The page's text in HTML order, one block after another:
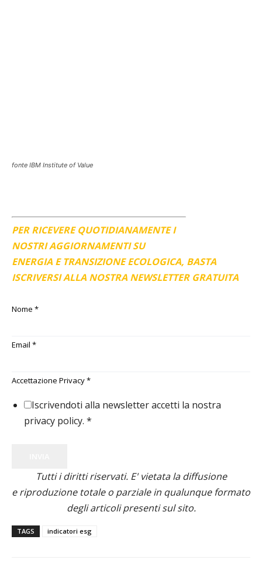
fonte IBM Institute of Value
PER RICEVERE QUOTIDIANAMENTE I
NOSTRI AGGIORNAMENTI SU
ENERGIA E TRANSIZIONE ECOLOGICA, BASTA
ISCRIVERSI ALLA NOSTRA NEWSLETTER GRATUITA
Nome *
Email *
Accettazione Privacy*
Iscrivendoti alla newsletter accetti la nostra
privacy policy. *
Tutti i diritti riservati. E' vietata la diffusione
e riproduzione totale o parziale in qualunque formato
degli articoli presenti sul sito.
TAGS indicatori esg